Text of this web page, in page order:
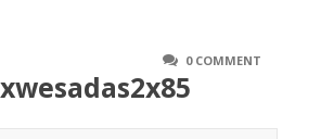
0 COMMENT